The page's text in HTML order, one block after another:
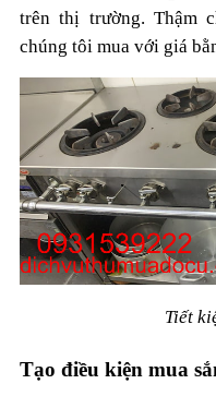
trên thị trường. Thậm
chúng tôi mua với giá
Tiết
Tạo điều kiện mua